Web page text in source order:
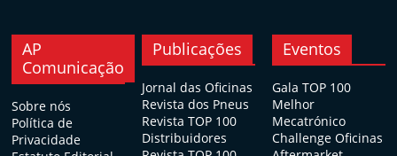
AP
Comunicação
Sobre nós
Política de
Privacidade
Publicações
Jornal das Oficinas
Revista dos Pneus
Revista TOP 100
Distribuidores
Eventos
Gala TOP 100
Melhor
Mecatrónico
Challenge Oficinas